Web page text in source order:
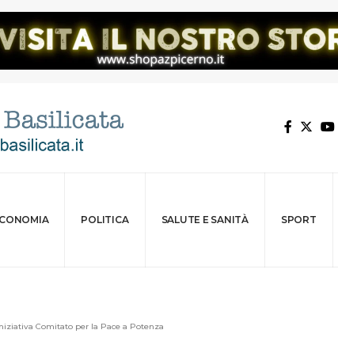
POLITICA SALUTE E SANITÀ SPORT
Comitato per la Pace a Potenza